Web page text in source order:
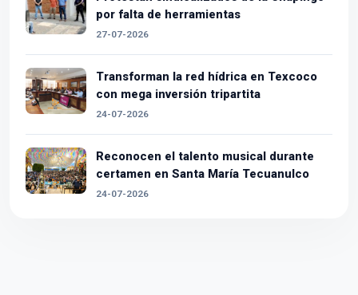
por falta de herramientas
27-07-2026
Transforman la red hídrica en Texcoco
con mega inversión tripartita
24-07-2026
Reconocen el talento musical durante
certamen en Santa María Tecuanulco
24-07-2026